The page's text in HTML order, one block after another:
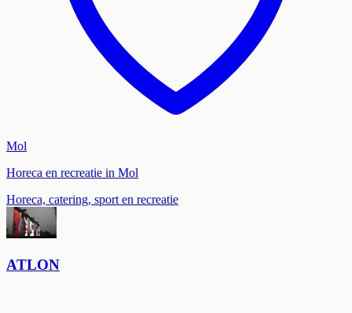
Mol
Horeca en recreatie in Mol
Horeca, catering, sport en recreatie
ATLON